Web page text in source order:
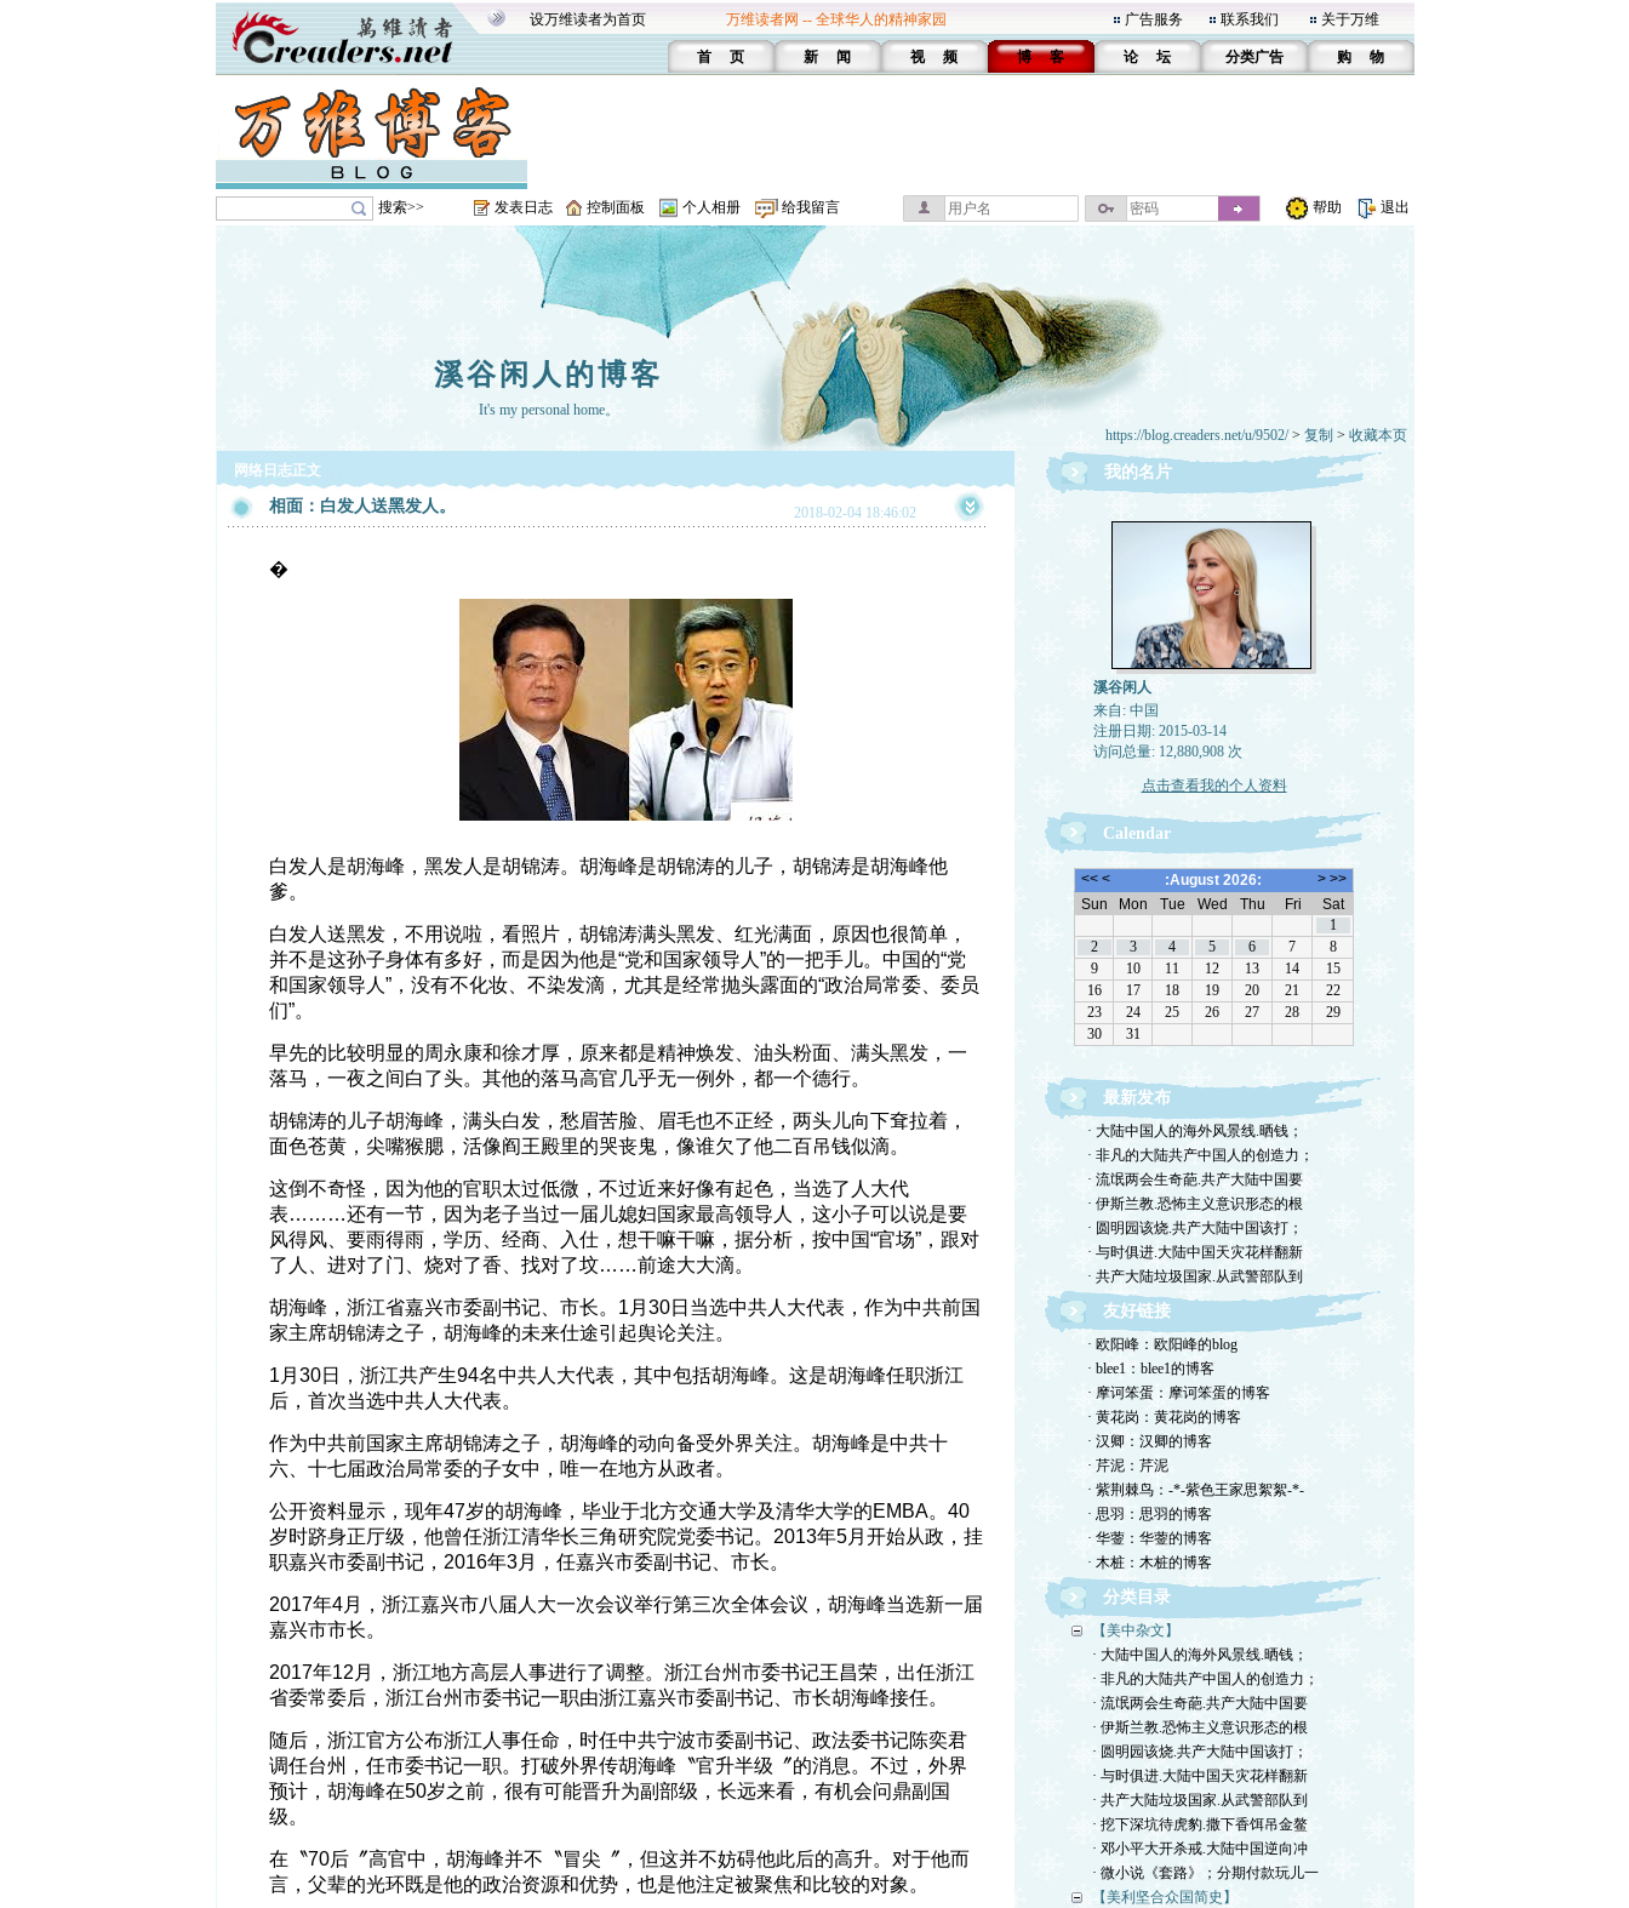
设万维读者为首页 万维读者网 -- 全球华人的精神家园 广告服务 联系我们 关于万维
首 页 新 闻 视 频 博 客 论 坛 分类广告 购 物
搜索>> 发表日志 控制面板 个人相册 给我留言 帮助 退出
溪谷闲人的博客
It's my personal home。
https://blog.creaders.net/u/9502/> 复制 > 收藏本页
网络日志正文
相面：白发人送黑发人。 2018-02-04 18:46:02
�
白发人是胡海峰，黑发人是胡锦涛。胡海峰是胡锦涛的儿子，胡锦涛是胡海峰他
爹。
白发人送黑发，不用说啦，看照片，胡锦涛满头黑发、红光满面，原因也很简单，
并不是这孙子身体有多好，而是因为他是“党和国家领导人”的一把手儿。中国的“党
和国家领导人”，没有不化妆、不染发滴，尤其是经常抛头露面的“政治局常委、委员
们”。
早先的比较明显的周永康和徐才厚，原来都是精神焕发、油头粉面、满头黑发，一
落马，一夜之间白了头。其他的落马高官几乎无一例外，都一个德行。
胡锦涛的儿子胡海峰，满头白发，愁眉苦脸、眉毛也不正经，两头儿向下耷拉着，
面色苍黄，尖嘴猴腮，活像阎王殿里的哭丧鬼，像谁欠了他二百吊钱似滴。
这倒不奇怪，因为他的官职太过低微，不过近来好像有起色，当选了人大代
表………还有一节，因为老子当过一届儿媳妇国家最高领导人，这小子可以说是要
风得风、要雨得雨，学历、经商、入仕，想干嘛干嘛，据分析，按中国“官场”，跟对
了人、进对了门、烧对了香、找对了坟……前途大大滴。
胡海峰，浙江省嘉兴市委副书记、市长。1月30日当选中共人大代表，作为中共前国
家主席胡锦涛之子，胡海峰的未来仕途引起舆论关注。
1月30日，浙江共产生94名中共人大代表，其中包括胡海峰。这是胡海峰任职浙江
后，首次当选中共人大代表。
作为中共前国家主席胡锦涛之子，胡海峰的动向备受外界关注。胡海峰是中共十
六、十七届政治局常委的子女中，唯一在地方从政者。
公开资料显示，现年47岁的胡海峰，毕业于北方交通大学及清华大学的EMBA。40
岁时跻身正厅级，他曾任浙江清华长三角研究院党委书记。2013年5月开始从政，挂
职嘉兴市委副书记，2016年3月，任嘉兴市委副书记、市长。
2017年4月，浙江嘉兴市八届人大一次会议举行第三次全体会议，胡海峰当选新一届
嘉兴市市长。
2017年12月，浙江地方高层人事进行了调整。浙江台州市委书记王昌荣，出任浙江
省委常委后，浙江台州市委书记一职由浙江嘉兴市委副书记、市长胡海峰接任。
随后，浙江官方公布浙江人事任命，时任中共宁波市委副书记、政法委书记陈奕君
调任台州，任市委书记一职。打破外界传胡海峰〝官升半级〞的消息。不过，外界
预计，胡海峰在50岁之前，很有可能晋升为副部级，长远来看，有机会问鼎副国
级。
在〝70后〞高官中，胡海峰并不〝冒尖〞，但这并不妨碍他此后的高升。对于他而
言，父辈的光环既是他的政治资源和优势，也是他注定被聚焦和比较的对象。
我的名片
溪谷闲人
来自: 中国
注册日期: 2015-03-14
访问总量: 12,880,908 次
点击查看我的个人资料
Calendar
最新发布
· 大陆中国人的海外风景线.晒钱；
· 非凡的大陆共产中国人的创造力；
· 流氓两会生奇葩.共产大陆中国要
· 伊斯兰教.恐怖主义意识形态的根
· 圆明园该烧.共产大陆中国该打；
· 与时俱进.大陆中国天灾花样翻新
· 共产大陆垃圾国家.从武警部队到
友好链接
· 欧阳峰：欧阳峰的blog
· blee1：blee1的博客
· 摩诃笨蛋：摩诃笨蛋的博客
· 黄花岗：黄花岗的博客
· 汉卿：汉卿的博客
· 芹泥：芹泥
· 紫荆棘鸟：-*-紫色王家思絮絮-*-
· 思羽：思羽的博客
· 华蓥：华蓥的博客
· 木桩：木桩的博客
分类目录
【美中杂文】
· 大陆中国人的海外风景线.晒钱；
· 非凡的大陆共产中国人的创造力；
· 流氓两会生奇葩.共产大陆中国要
· 伊斯兰教.恐怖主义意识形态的根
· 圆明园该烧.共产大陆中国该打；
· 与时俱进.大陆中国天灾花样翻新
· 共产大陆垃圾国家.从武警部队到
· 挖下深坑待虎豹.撒下香饵吊金鳌
· 邓小平大开杀戒.大陆中国逆向冲
· 微小说《套路》；分期付款玩儿一
【美利坚合众国简史】